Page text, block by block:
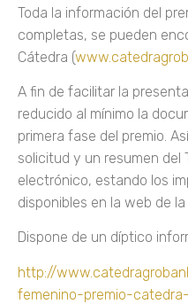
Toda la información del
completas, se pueden
Cátedra (
A fin de facilitar la
reducido al mínimo la
primera fase del premio.
solicitud y un resumen del
electrónico, estando los
disponibles en la web de
Dispone de un díptico
http://
femenino-premio-